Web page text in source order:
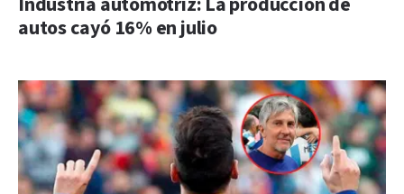
Industria automotriz: La producción de
autos cayó 16% en julio